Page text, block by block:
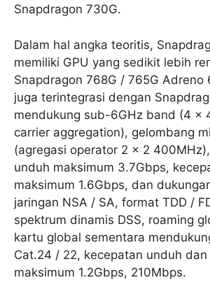
Snapdragon 730G.
Dalam hal angka teoritis,
memiliki GPU yang sedikit lebih
Snapdragon 768G / 765G Adreno
juga terintegrasi dengan
mendukung sub-6GHz band (4 ×
carrier aggregation), gelombang
(agregasi operator 2 × 2
unduh maksimum 3.7Gbps,
maksimum 1.6Gbps, dan
jaringan NSA / SA, format TDD /
spektrum dinamis DSS, roaming
kartu global sementara
Cat.24 / 22, kecepatan unduh dan
maksimum 1.2Gbps, 210Mbps.